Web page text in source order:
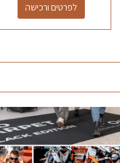
לפרטים ורכישה